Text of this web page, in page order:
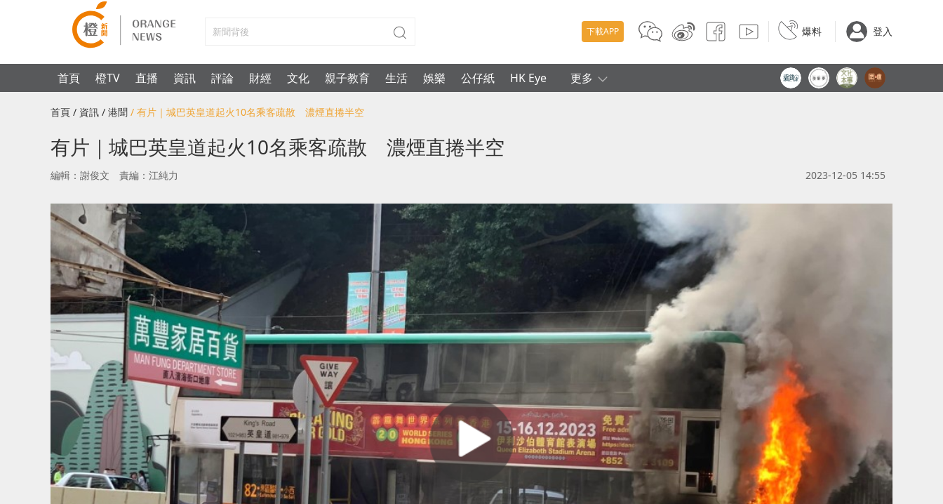
下載APP 爆料 登入
首頁 橙TV 直播 資訊 評論 財經 文化 親子教育 生活 娛樂 公仔紙 HK Eye 更多
首頁 / 資訊 / 港聞 / 有片｜城巴英皇道起火10名乘客疏散 濃煙直捲半空
有片｜城巴英皇道起火10名乘客疏散 濃煙直捲半空
編輯：謝俊文 責編：江純力 2023-12-05 14:55